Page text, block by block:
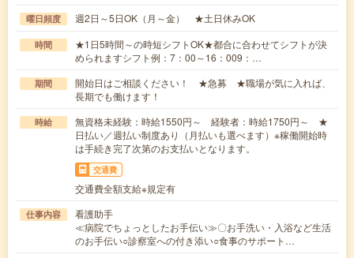
曜日頻度 週2日～5日OK（月～金） ★土日休みOK
時間
★1日5時間～の時短シフトOK★都合に合わせてシフトが決
められますシフト例：7：00～16：009：…
期間
開始日はご相談ください！ ★急募 ★職場が気に入れば、
長期でも働けます！
時給
無資格未経験：時給1550円～ 経験者：時給1750円～ ★
日払い／週払い制度あり（月払いも選べます）※稼働開始時
は手続き完了次第のお支払いとなります。
交通費
交通費全額支給※規定有
仕事内容
看護助手
≪病院でちょっとしたお手伝い≫〇お手洗い・入浴など生活
のお手伝い○診察室への付き添い○食事のサポート…